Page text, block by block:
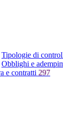
Tipologie di
Obblighi e
e contratti 297